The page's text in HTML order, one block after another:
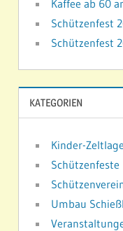
Kaffee ab 60
Schützenfest
Schützenfest
KATEGORIEN
Kinder-
Schützenfeste
Umbau